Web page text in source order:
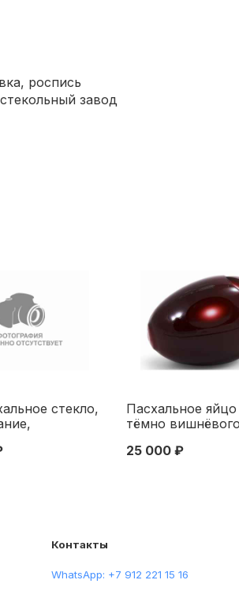
роспись
завод
стекло,
Российская
Пасхальное яйцо
тёмно
см. Европа
25 000 ₽
Контакты
WhatsApp: +7 912 221 15 16